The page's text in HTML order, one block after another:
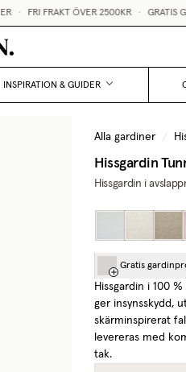
• FRI FRAKT ÖVER 2500KR • GRATIS
INSPIRATION & GUIDER
Alla gardiner /
Hissgardin
Hissgardin i
Gratis
Hissgardin i 100
ger insynsskydd,
skärminspirerat
levereras med
tak.